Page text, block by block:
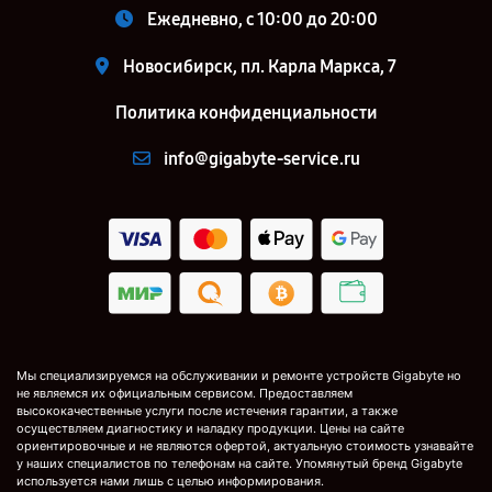
Ежедневно, с 10:00 до 20:00
Новосибирск, пл. Карла Маркса, 7
Политика конфиденциальности
info@gigabyte-service.ru
Мы специализируемся на обслуживании и ремонте устройств Gigabyte но
не являемся их официальным сервисом. Предоставляем
высококачественные услуги после истечения гарантии, а также
осуществляем диагностику и наладку продукции. Цены на сайте
ориентировочные и не являются офертой, актуальную стоимость узнавайте
у наших специалистов по телефонам на сайте. Упомянутый бренд Gigabyte
используется нами лишь с целью информирования.